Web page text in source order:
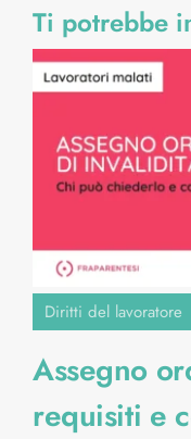
Ti potrebbe
Diritti del lavoratore
Assegno
requisiti e